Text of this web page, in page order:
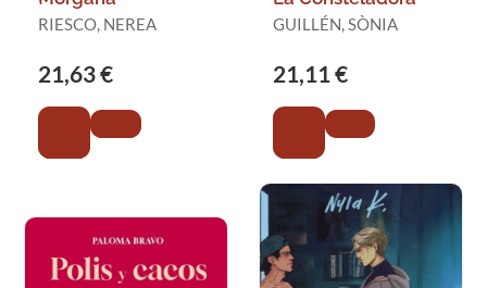
RIESCO, NEREA
21,63 €
GUILLÉN, SÒNIA
21,11 €